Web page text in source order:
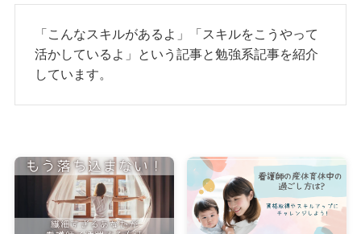
「こんなスキルがあるよ」「スキルをこうやって
活かしているよ」という記事と勉強系記事を紹介
しています。